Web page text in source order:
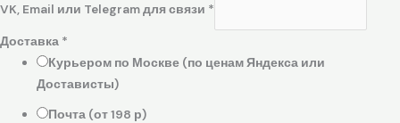
VK, Email или Telegram для связи *
Доставка *
Курьером по Москве (по ценам Яндекса или
Достависты)
Почта (от 198 р)